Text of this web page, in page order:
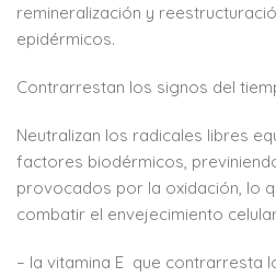
remineralización y
epidérmicos.
Contrarrestan los signos del
Neutralizan los radicales libres
factores biodérmicos,
provocados por la oxidación, lo
combatir el envejecimiento
– la vitamina E que contrarresta